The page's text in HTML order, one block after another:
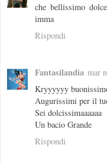
che bellissimo
imma
Rispondi
Fantasilandia mar
Kryyyyyy
Augurissimi per il
Sei dolcissimaaaaaa
Un bacio Grande
Rispondi